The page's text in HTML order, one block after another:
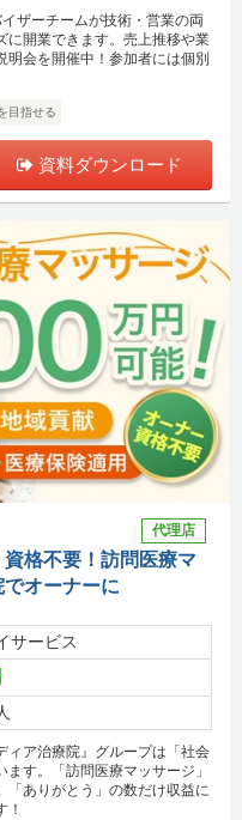
ザーチームが技術・営業の両
に開業できます。売上推移や業
会を開催中！参加者には個別
目指せる
資料ダウンロード
代理店
格不要！訪問医療マ
オーナーに
サービス
ィア治療院』グループは「社会
す。「訪問医療マッサージ」
「ありがとう」の数だけ収益に
！